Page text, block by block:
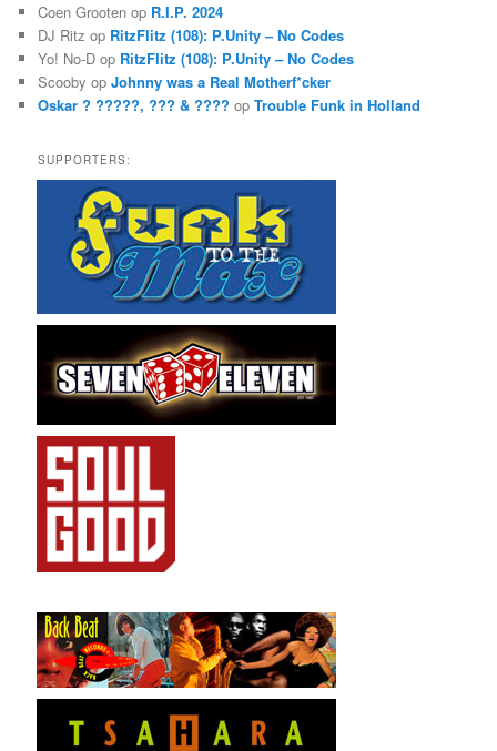
n
Coen Grooten op R.I.P. 2024
DJ Ritz op RitzFlitz (108): P.Unity – No Codes
Yo! No-D op RitzFlitz (108): P.Unity – No Codes
Scooby opJohnny was a Real Motherf*cker
Oskar ? ?????, ??? & ???? opTrouble Funk in Holland
SUPPORTERS: